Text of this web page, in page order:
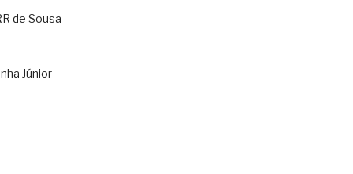
de Sousa
Júnior